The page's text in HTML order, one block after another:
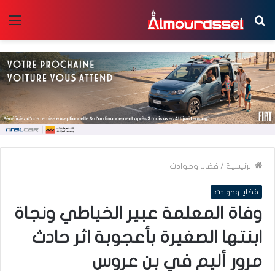
بحث
عن
الرئيسية / قضايا وحوادث
قضايا وحوادث
وفاة المعلمة عبير الخياطي ونجاة
ابنتها الصغيرة بأعجوبة اثر حادث
مرور أليم في بن عروس